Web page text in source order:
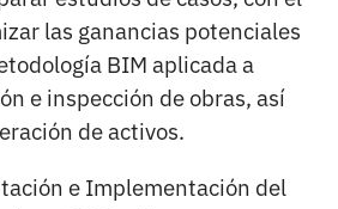
las ganancias potenciales
BIM aplicada a
e inspección de obras, así
de activos.
e Implementación del